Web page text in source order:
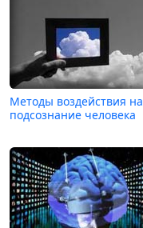
Методы воздействия на
подсознание человека